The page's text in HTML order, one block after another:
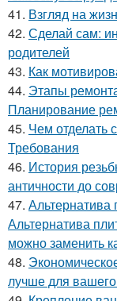
41. Взгляд на
42. Сделай сам:
родителей
43. Как
44. Этапы
Планирование
45. Чем отделать
Требования
46. История
античности до
47. Альтернатива
Альтернатива
можно заменить
48.
лучше для